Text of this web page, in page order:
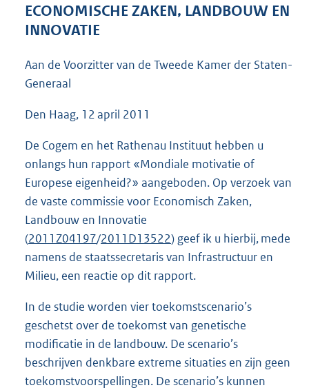
b
ECONOMISCHE ZAKEN, LANDBOUW EN
INNOVATIE
Aan de Voorzitter van de Tweede Kamer der Staten-
Generaal
Den Haag, 12 april 2011
De Cogem en het Rathenau Instituut hebben u
onlangs hun rapport «Mondiale motivatie of
Europese eigenheid?» aangeboden. Op verzoek van
de vaste commissie voor Economisch Zaken,
Landbouw en Innovatie
(2011Z04197/2011D13522) geef ik u hierbij, mede
namens de staatssecretaris van Infrastructuur en
Milieu, een reactie op dit rapport.
In de studie worden vier toekomstscenario’s
geschetst over de toekomst van genetische
modificatie in de landbouw. De scenario’s
beschrijven denkbare extreme situaties en zijn geen
toekomstvoorspellingen. De scenario’s kunnen